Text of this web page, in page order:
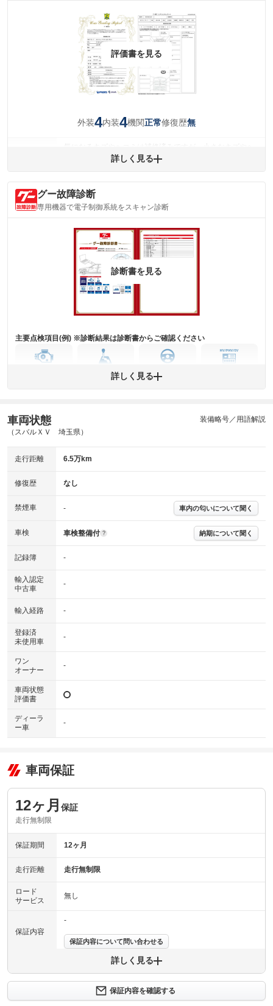
評価書を見る
外装4内装4機関正常修復歴無
コミが残っています。
内装
(内装状態)
気になる汚れ等が、部分的にあります。
詳細は鑑定書をご確認ください。
※グー鑑定は保証サービスではございません。購入時は必ず現車をご確認
※実際にお渡しするコンディションチェックシートにつきましては、形式
※グー鑑定の評価はあくまでも記載している鑑定日の鑑定結果となりま
詳しく見る
グー故障診断
専用機器で電子制御系統をスキャン診断
診断書を見る
主要点検項目(例) ※診断結果は診断書からご確認ください
ミッション
ステアリング
ABS その他
※グー故障診断は保証サービスではございません。購入時は必ず現車をご
※実際にお渡しする故障診断書につきましては、形式および表示項目が異
※グー故障診断書はあくまでも実施時点での診断結果となります。将来に
わたり車両状態を担保するものではありませんので、車両情報等の詳細は
詳しく見る
車両状態
（スバルＸＶ 埼玉県）
装備略号／用語解説
走行距離 6.5万km
修復歴 なし
禁煙車 - 車内の匂いについて聞く
車検 車検整備付 ? 納期について聞く
記録簿 -
輸入認定
中古車
-
輸入経路 -
登録済
未使用車
-
ワン
オーナー
-
車両状態
評価書
ディーラ
ー車
-
車両保証
12ヶ月 保証
走行無制限
保証期間 12ヶ月
走行距離 走行無制限
ロード
サービス
無し
保証内容
-
保証内容について問い合わせる
詳しく見る
保証内容を確認する